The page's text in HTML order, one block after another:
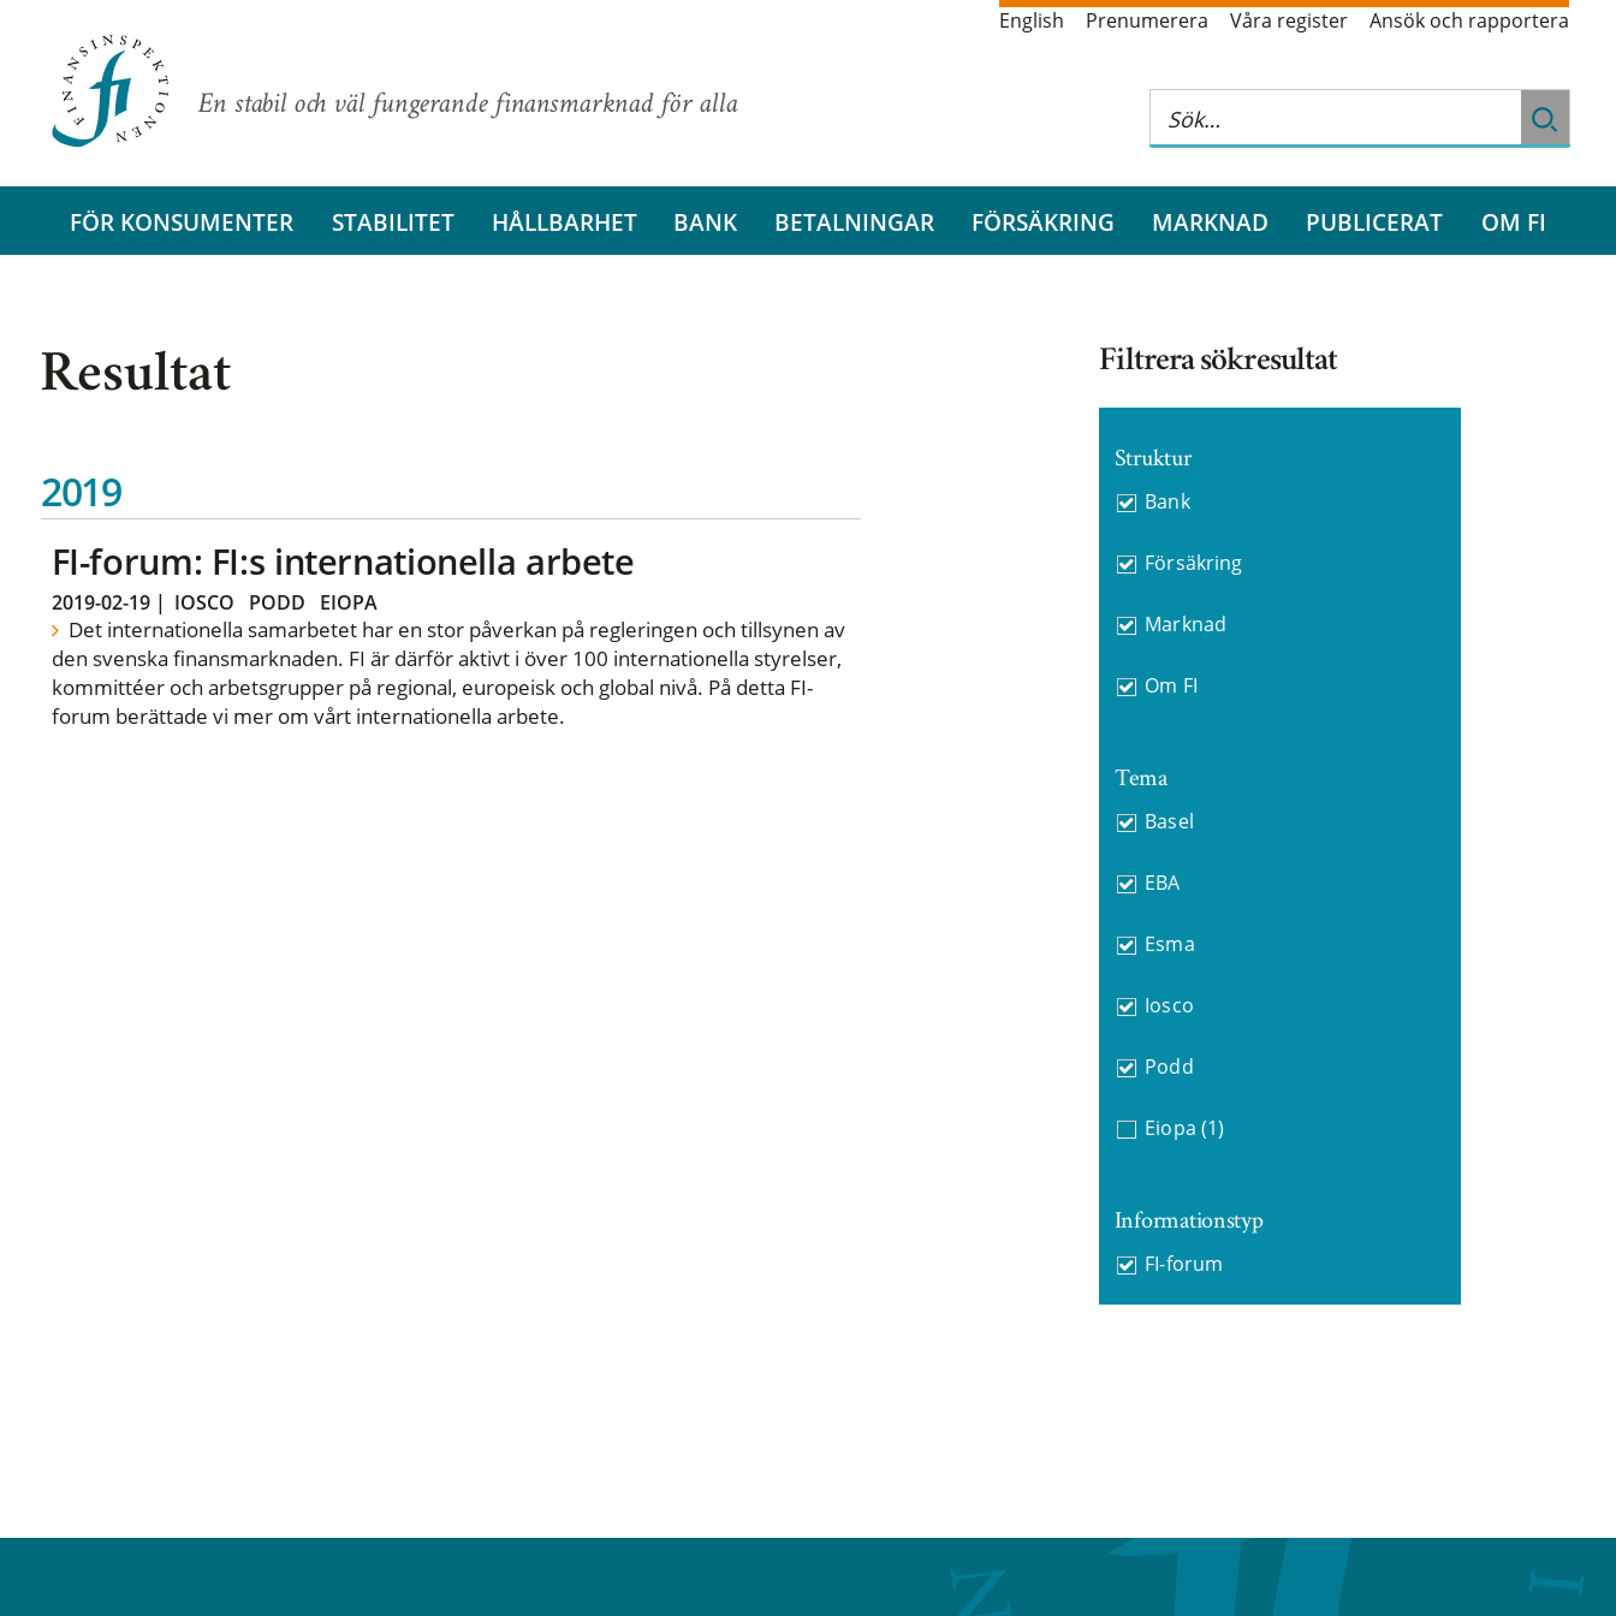
En stabil och väl fungerande finansmarknad för alla
English Prenumerera Våra register Ansök och rapportera
FÖR KONSUMENTER STABILITET HÅLLBARHET BANK BETALNINGAR FÖRSÄKRING MARKNAD PUBLICERAT OM FI
Resultat
2019
FI-forum: FI:s internationella arbete
2019-02-19| IOSCO PODD EIOPA
Det internationella samarbetet har en stor påverkan på regleringen och tillsynen av
den svenska finansmarknaden. FI är därför aktivt i över 100 internationella styrelser,
kommittéer och arbetsgrupper på regional, europeisk och global nivå. På detta FI-
forum berättade vi mer om vårt internationella arbete.
Filtrera sökresultat
Struktur
Bank
Försäkring
Marknad
Om FI
Tema
Basel
EBA
Esma
Iosco
Podd
Eiopa (1)
Informationstyp
FI-forum